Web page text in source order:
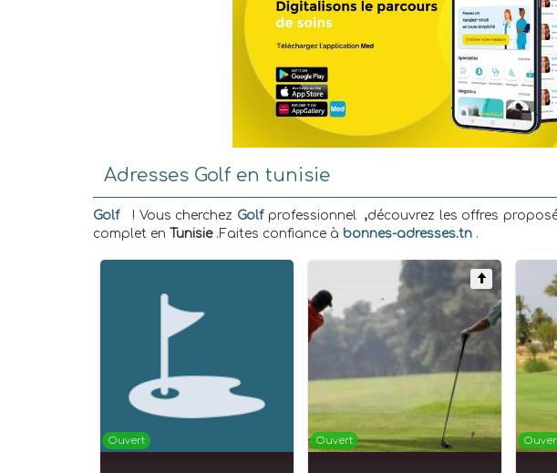
Adresses Golf en tunisie
Golf ! Vous cherchez Golf professionnel ,découvrez les offres
complet en Tunisie.Faites confiance à bonnes-adresses.tn .
Ouvert Ouvert